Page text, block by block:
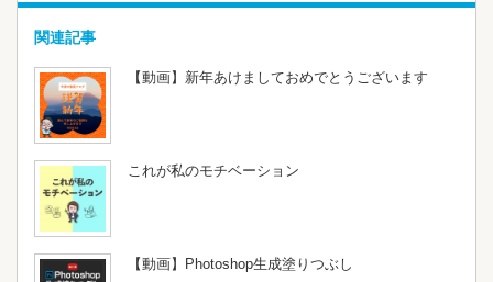
関連記事
【動画】新年あけましておめでとうございます
これが私のモチベーション
【動画】Photoshop生成塗りつぶし